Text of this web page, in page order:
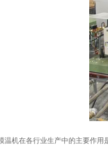
温机在各行业生产中的主要作用